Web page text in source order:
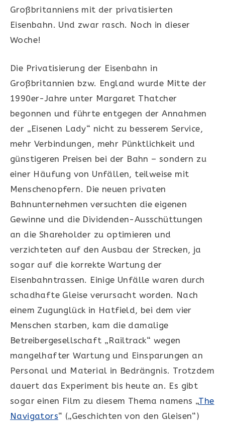
Großbritanniens mit der privatisierten
Eisenbahn. Und zwar rasch. Noch in dieser
Woche!
Die Privatisierung der Eisenbahn in
Großbritannien bzw. England wurde Mitte der
1990er-Jahre unter Margaret Thatcher
begonnen und führte entgegen der Annahmen
der „Eisenen Lady“ nicht zu besserem Service,
mehr Verbindungen, mehr Pünktlichkeit und
günstigeren Preisen bei der Bahn – sondern zu
einer Häufung von Unfällen, teilweise mit
Menschenopfern. Die neuen privaten
Bahnunternehmen versuchten die eigenen
Gewinne und die Dividenden-Ausschüttungen
an die Shareholder zu optimieren und
verzichteten auf den Ausbau der Strecken, ja
sogar auf die korrekte Wartung der
Eisenbahntrassen. Einige Unfälle waren durch
schadhafte Gleise verursacht worden. Nach
einem Zugunglück in Hatfield, bei dem vier
Menschen starben, kam die damalige
Betreibergesellschaft „Railtrack“ wegen
mangelhafter Wartung und Einsparungen an
Personal und Material in Bedrängnis. Trotzdem
dauert das Experiment bis heute an. Es gibt
sogar einen Film zu diesem Thema namens „The
Navigators“ („Geschichten von den Gleisen“)